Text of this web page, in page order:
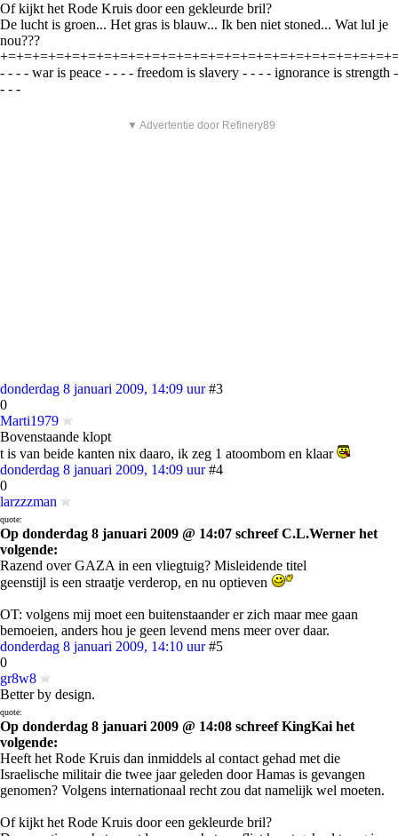
Of kijkt het Rode Kruis door een gekleurde bril?
De lucht is groen... Het gras is blauw... Ik ben niet stoned... Wat lul je
nou???
- - - - war is peace - - - - freedom is slavery - - - - ignorance is strength -
- - -
▼ Advertentie door Refinery89
donderdag 8 januari 2009, 14:09 uur #3
0
Marti1979
Bovenstaande klopt
t is van beide kanten nix daaro, ik zeg 1 atoombom en klaar
donderdag 8 januari 2009, 14:09 uur #4
0
larzzzman
quote:
Op donderdag 8 januari 2009 @ 14:07 schreef C.L.Werner het
volgende:
Razend over GAZA in een vliegtuig? Misleidende titel
geenstijl is een straatje verderop, en nu optieven
OT: volgens mij moet een buitenstaander er zich maar mee gaan
bemoeien, anders hou je geen levend mens meer over daar.
donderdag 8 januari 2009, 14:10 uur #5
0
gr8w8
Better by design.
quote:
Op donderdag 8 januari 2009 @ 14:08 schreef KingKai het
volgende:
Heeft het Rode Kruis dan inmiddels al contact gehad met die
Israelische militair die twee jaar geleden door Hamas is gevangen
genomen? Volgens internationaal recht zou dat namelijk wel moeten.
Of kijkt het Rode Kruis door een gekleurde bril?